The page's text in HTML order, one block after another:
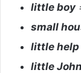
little boy
small
little help
little